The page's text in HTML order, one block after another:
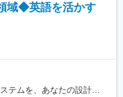
計・開発、保守支援など
て出向勤務します。経験
力しながら業務を推進し
域◆英語を活かす
テムを、あなたの設計で